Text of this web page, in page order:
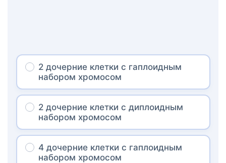
2 дочерние клетки с гаплоидным
набором хромосом
2 дочерние клетки с диплоидным
набором хромосом
4 дочерние клетки с гаплоидным
набором хромосом